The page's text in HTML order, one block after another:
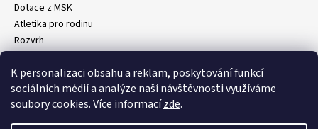
K personalizaci obsahu a reklam, poskytování funkcí
sociálních médií a analýze naší návštěvnosti využíváme
soubory cookies. Více informacízde.
Dotace z MSK
Atletika pro rodinu
Rozvrh
Formuláře a žádosti
TÁBOR
Novinky